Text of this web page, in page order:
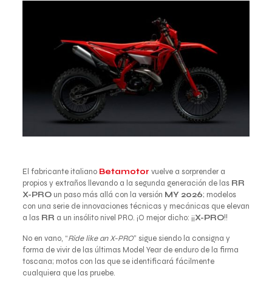
El fabricante italiano Betamotor vuelve a sorprender a
propios y extraños llevando a la segunda generación de las RR
X-PROun paso más allá con la versión MY 2026; modelos
con una serie de innovaciones técnicas y mecánicas que elevan
a las RR a un insólito nivel PRO. ¡O mejor dicho: ¡¡X-PRO!!
No en vano, “Ride like an X-PRO” sigue siendo la consigna y
forma de vivir de las últimas Model Year de enduro de la firma
toscana; motos con las que se identificará fácilmente
cualquiera que las pruebe.